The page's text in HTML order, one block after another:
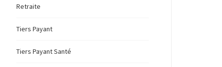
Retraite
Tiers Payant
Tiers Payant Santé